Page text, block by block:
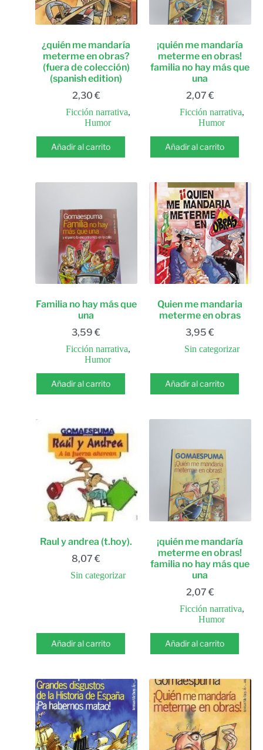
¿quién me mandaría
meterme en obras?
(fuera de colección)
(spanish edition)
2,30 €
Ficción narrativa,
Humor
Añadir al carrito
¡quién me mandaría
meterme en obras!
familia no hay más que
una
2,07 €
Ficción narrativa,
Humor
Añadir al carrito
Familia no hay más que
una
3,59€
Ficción narrativa,
Humor
Añadir al carrito
Quien me mandaria
meterme en obras
3,95€
Sin categorizar
Añadir al carrito
Raul y andrea (t.hoy).
8,07€
Sin categorizar
Añadir al carrito
¡quién me mandaría
meterme en obras!
familia no hay más que
una
2,07 €
Ficción narrativa,
Humor
Añadir al carrito